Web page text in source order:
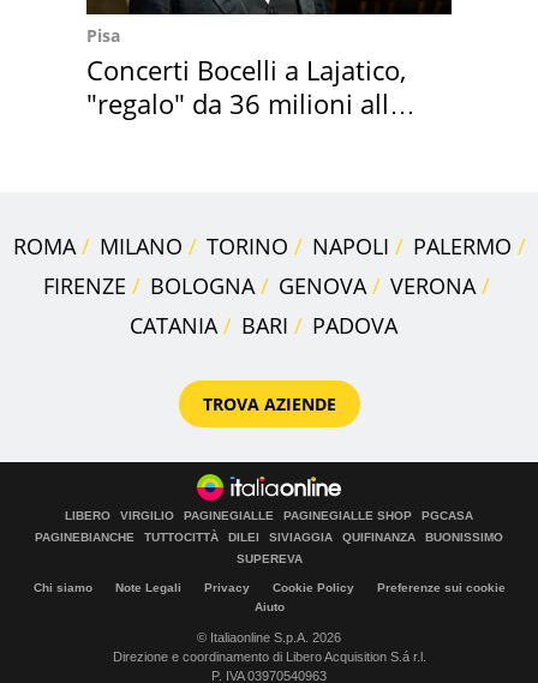
Pisa
Concerti Bocelli a Lajatico,
"regalo" da 36 milioni alla
ROMA MILANO TORINO NAPOLI
PALERMO
FIRENZE
BOLOGNA GENOVA
VERONA
CATANIA
BARI PADOVA
TROVA AZIENDE
LIBERO VIRGILIO PAGINEGIALLE PAGINEGIALLE SHOP
PGCASA
PAGINEBIANCHE
TUTTOCITTÀ DILEI SIVIAGGIA QUIFINANZA
BUONISSIMO
SUPEREVA
Chi siamo Note Legali Privacy Cookie Policy
Preferenze sui cookie
Aiuto
© Italiaonline S.p.A. 2026
Direzione e coordinamento di Libero Acquisition S.á r.l.
P. IVA 03970540963